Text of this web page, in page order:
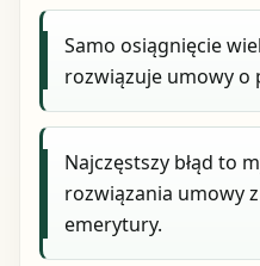
Samo osiągnięcie
rozwiązuje umowy o
Najczęstszy błąd to
rozwiązania umowy
emerytury.